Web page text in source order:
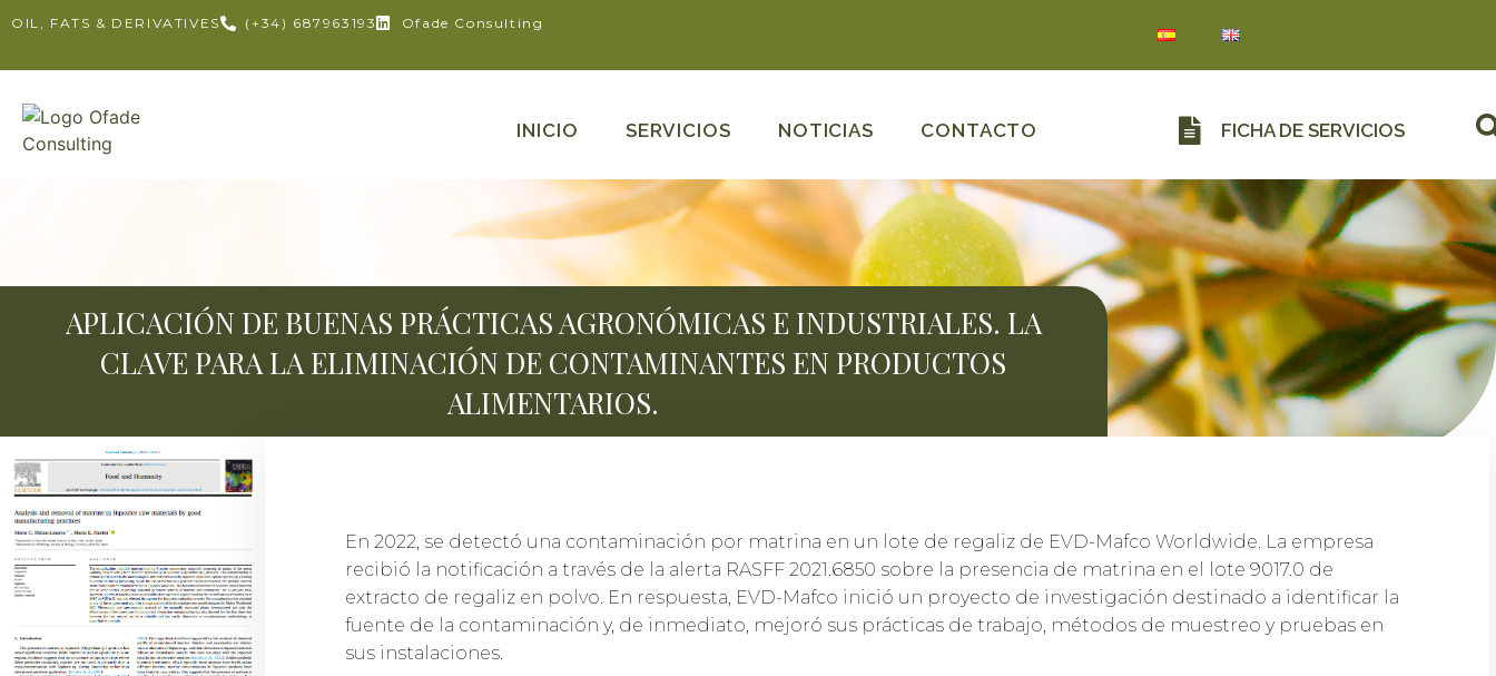
OIL, FATS & DERIVATIVES (+34) 687963193 Ofade Consulting
INICIO SERVICIOS NOTICIAS CONTACTO FICHA DE SERVICIOS
APLICACIÓN DE BUENAS PRÁCTICAS AGRONÓMICAS E INDUSTRIALES. LA
CLAVE PARA LA ELIMINACIÓN DE CONTAMINANTES EN PRODUCTOS
ALIMENTARIOS.
En 2022, se detectó una contaminación por matrina en un lote de regaliz de EVD-Mafco Worldwide. La empresa
recibió la notificación a través de la alerta RASFF 2021.6850 sobre la presencia de matrina en el lote 9017.0 de
extracto de regaliz en polvo. En respuesta, EVD-Mafco inició un proyecto de investigación destinado a identificar la
fuente de la contaminación y, de inmediato, mejoró sus prácticas de trabajo, métodos de muestreo y pruebas en
sus instalaciones.